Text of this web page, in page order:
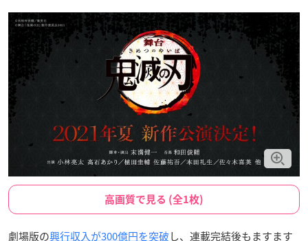
高画質で見る (全1枚)
劇場版の興行収入が300億円を突破し、連載完結後もますます